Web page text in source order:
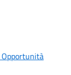
Opportunità